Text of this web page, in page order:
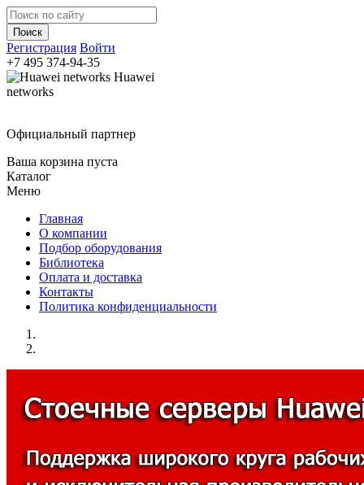
Регистрация Войти
+7 495 374-94-35
Huawei
networks
Официальный партнер
Ваша корзина пуста
Каталог
Меню
Главная
О компании
Подбор оборудования
Библиотека
Оплата и доставка
Контакты
Политика конфиденциальности